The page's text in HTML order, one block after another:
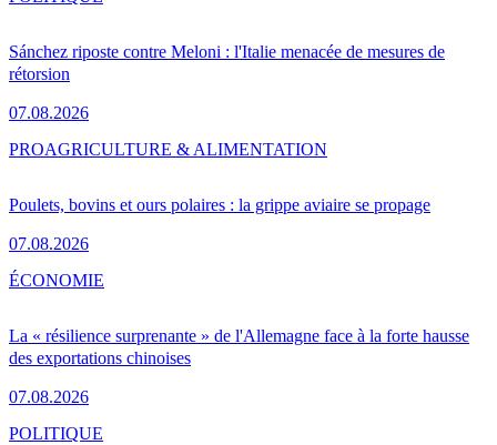
Sánchez riposte contre Meloni : l'Italie menacée de mesures de
rétorsion
07.08.2026
Poulets, bovins et ours polaires : la grippe aviaire se propage
07.08.2026
PROAGRICULTURE & ALIMENTATION
La « résilience surprenante » de l'Allemagne face à la forte hausse
des exportations chinoises
07.08.2026
ÉCONOMIE
POLITIQUE